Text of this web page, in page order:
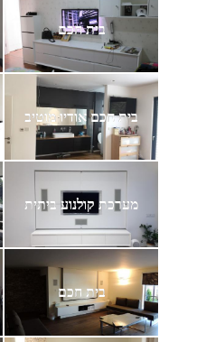
בית חכם
בית חכם אודיו מוטיב
מערכת קולנוע ביתית
בית חכם